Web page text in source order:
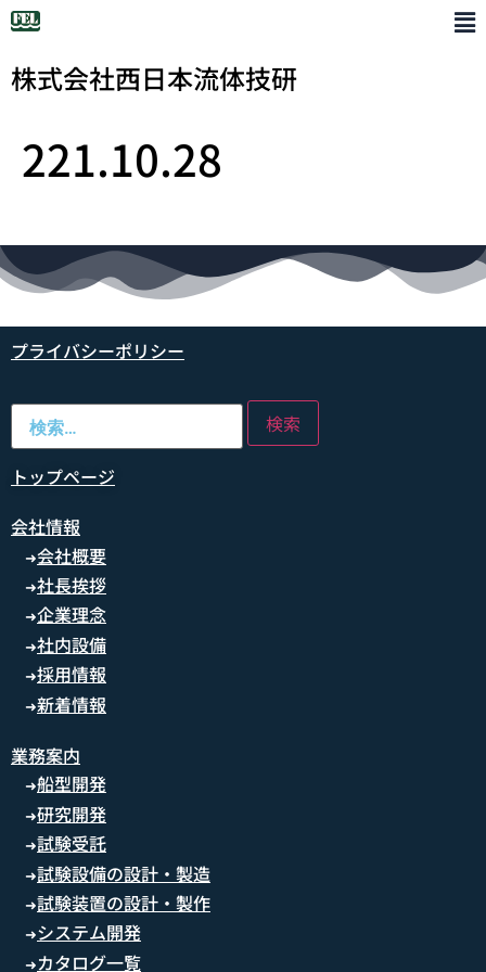
株式会社西日本流体技研
221.10.28
プライバシーポリシー
トップページ
会社情報
➜会社概要
➜社長挨拶
➜企業理念
➜社内設備
➜採用情報
➜新着情報
業務案内
➜船型開発
➜研究開発
➜試験受託
➜試験設備の設計・製造
➜試験装置の設計・製作
➜システム開発
➜ カタログ一覧